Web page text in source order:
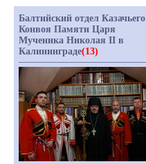
Балтийский отдел Казачьего
Конвоя Памяти Царя
Мученика Николая II в
Калининграде(13)